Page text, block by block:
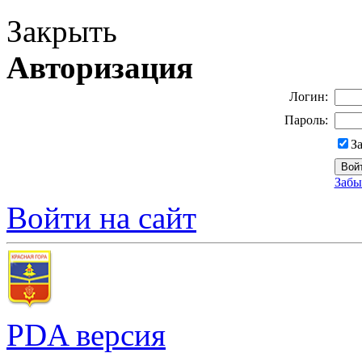
Закрыть
Авторизация
Логин:
Пароль:
Войти на сайт
PDA версия